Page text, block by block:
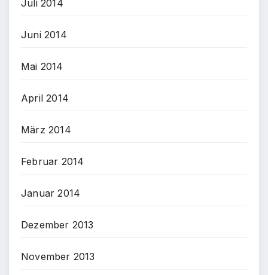
Juli 2014
Juni 2014
Mai 2014
April 2014
März 2014
Februar 2014
Januar 2014
Dezember 2013
November 2013